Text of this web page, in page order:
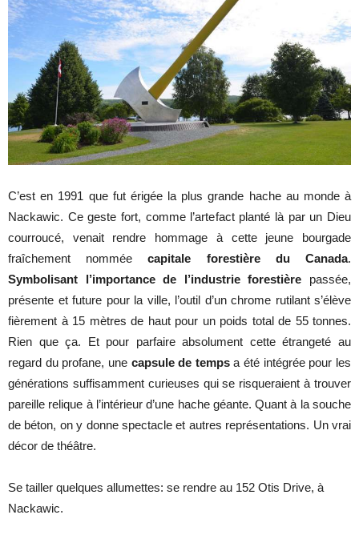
C’est en 1991 que fut érigée la plus grande hache au monde à
Nackawic. Ce geste fort, comme l’artefact planté là par un Dieu
courroucé, venait rendre hommage à cette jeune bourgade
fraîchement nomméecapitale forestière du Canada.
Symbolisant l’importance de l’industrie forestière passée,
présente et future pour la ville, l’outil d’un chrome rutilant s’élève
fièrement à 15 mètres de haut pour un poids total de 55 tonnes.
Rien que ça.
Et pour parfaire absolument cette étrangeté au
regard du profane, une capsule de tempsa été intégrée pour les
générations suffisamment curieuses qui se risqueraient à trouver
pareille relique à l’intérieur d’une hache géante.Quant à la souche
de béton, on y donne spectacle et autres représentations. Un vrai
décor de théâtre.
Se tailler quelques allumettes: se rendre au 152 Otis Drive, à
Nackawic.